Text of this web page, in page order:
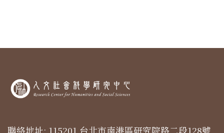
聯絡地址: 115201 台北市南港區研究院路二段128號